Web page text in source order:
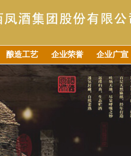
酿造工艺 企业荣誉 企业广宣